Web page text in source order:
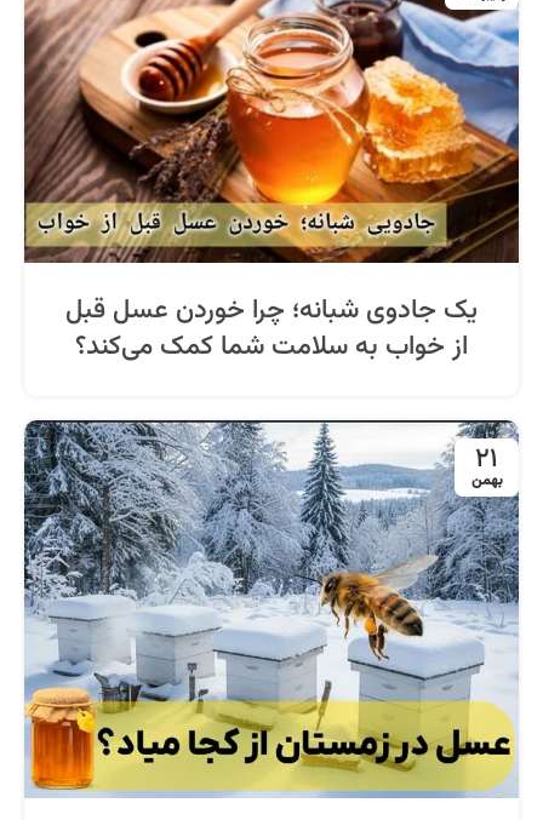
یک جادوی شبانه؛ چرا خوردن عسل قبل
از خواب به سلامت شما کمک می‌کند؟
21
بهمن